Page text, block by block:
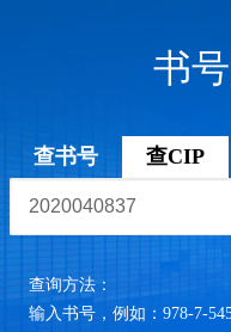
书
查书号 查CIP
查询方法：
输入书号，例如：978-7-